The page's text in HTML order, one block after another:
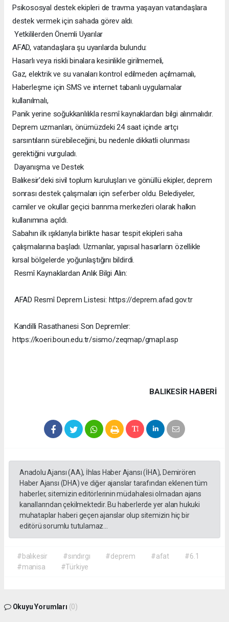
Psikososyal destek ekipleri de travma yaşayan vatandaşlara
destek vermek için sahada görev aldı.
Yetkililerden Önemli Uyarılar
AFAD, vatandaşlara şu uyarılarda bulundu:
Hasarlı veya riskli binalara kesinlikle girilmemeli,
Gaz, elektrik ve su vanaları kontrol edilmeden açılmamalı,
Haberleşme için SMS ve internet tabanlı uygulamalar
kullanılmalı,
Panik yerine soğukkanlılıkla resmî kaynaklardan bilgi alınmalıdır.
Deprem uzmanları, önümüzdeki 24 saat içinde artçı
sarsıntıların sürebileceğini, bu nedenle dikkatli olunması
gerektiğini vurguladı.
Dayanışma ve Destek
Balıkesir’deki sivil toplum kuruluşları ve gönüllü ekipler, deprem
sonrası destek çalışmaları için seferber oldu. Belediyeler,
camiler ve okullar geçici barınma merkezleri olarak halkın
kullanımına açıldı.
Sabahın ilk ışıklarıyla birlikte hasar tespit ekipleri saha
çalışmalarına başladı. Uzmanlar, yapısal hasarların özellikle
kırsal bölgelerde yoğunlaştığını bildirdi.
Resmî Kaynaklardan Anlık Bilgi Alın:
AFAD Resmî Deprem Listesi: https://deprem.afad.gov.tr
Kandilli Rasathanesi Son Depremler:
https://koeri.boun.edu.tr/sismo/zeqmap/gmapl.asp
BALIKESIR HABERİ
Anadolu Ajansı (AA), İhlas Haber Ajansı (İHA), Demirören
Haber Ajansı (DHA) ve diğer ajanslar tarafından eklenen tüm
haberler, sitemizin editörlerinin müdahalesi olmadan ajans
kanallarından çekilmektedir. Bu haberlerde yer alan hukuki
muhataplar haberi geçen ajanslar olup sitemizin hiç bir
editörü sorumlu tutulamaz...
#balıkesir #sındırgı #deprem #afat
#6.1
#manisa
#Türkiye
Okuyu Yorumları (0)